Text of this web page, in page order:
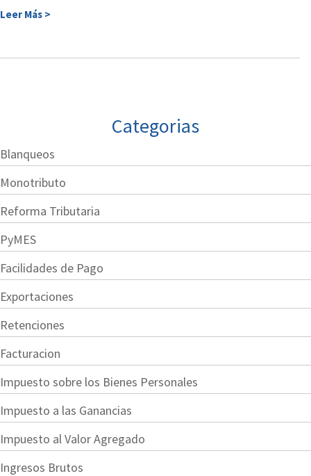
Leer Más >
Categorias
Blanqueos
Monotributo
Reforma Tributaria
PyMES
Facilidades de Pago
Exportaciones
Retenciones
Facturacion
Impuesto sobre los Bienes Personales
Impuesto a las Ganancias
Impuesto al Valor Agregado
Ingresos Brutos